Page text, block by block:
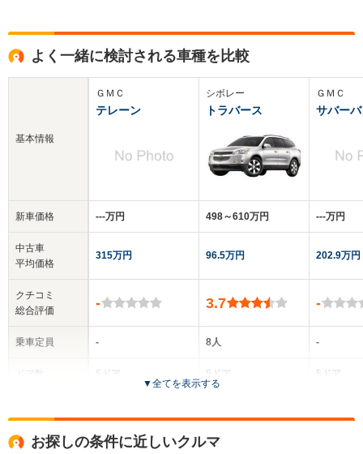
よく一緒に検討される車種を比較
基本情報
新車価格
中古車
平均価格
クチコミ
総合評価
乗車定員
ＧＭＣ
テレーン
‐‐‐万円
315万円
-
-
5ドア
全高
シボレー
トラバース
498～610万円
96.5万円
3.7
8人
5ドア
全高
ＧＭＣ
サバー
‐‐‐万円
202.9万円
-
-
5ドア
▼全てを表示する
お探しの条件に近しいクルマ